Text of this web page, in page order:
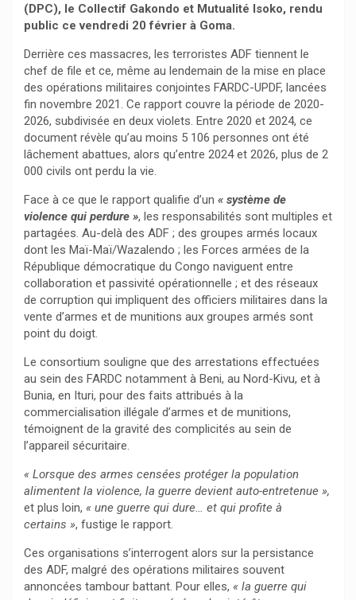
(DPC), le Collectif Gakondo et Mutualité Isoko, rendu
public ce vendredi 20 février à Goma.
Derrière ces massacres, les terroristes ADF tiennent le
chef de file et ce, même au lendemain de la mise en place
des opérations militaires conjointes FARDC-UPDF, lancées
fin novembre 2021. Ce rapport couvre la période de 2020-
2026, subdivisée en deux violets. Entre 2020 et 2024, ce
document révèle qu’au moins 5 106 personnes ont été
lâchement abattues, alors qu’entre 2024 et 2026, plus de 2
000 civils ont perdu la vie.
Face à ce que le rapport qualifie d’un « système de
violence qui perdure », les responsabilités sont multiples et
partagées. Au-delà des ADF ; des groupes armés locaux
dont les Maï-Maï/Wazalendo ; les Forces armées de la
République démocratique du Congo naviguent entre
collaboration et passivité opérationnelle ; et des réseaux
de corruption qui impliquent des officiers militaires dans la
vente d’armes et de munitions aux groupes armés sont
point du doigt.
Le consortium souligne que des arrestations effectuées
au sein des FARDC notamment à Beni, au Nord-Kivu, et à
Bunia, en Ituri, pour des faits attribués à la
commercialisation illégale d’armes et de munitions,
témoignent de la gravité des complicités au sein de
l’appareil sécuritaire.
« Lorsque des armes censées protéger la population
alimentent la violence, la guerre devient auto-entretenue »,
et plus loin, « une guerre qui dure… et qui profite à
certains », fustige le rapport.
Ces organisations s’interrogent alors sur la persistance
des ADF, malgré des opérations militaires souvent
annoncées tambour battant. Pour elles, « la guerre qui